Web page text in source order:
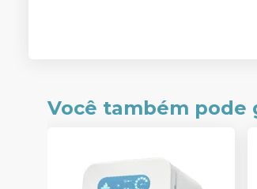
Você também pode